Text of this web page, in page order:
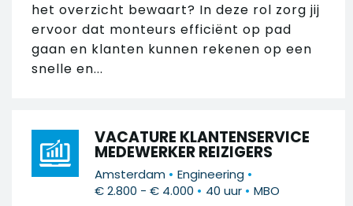
het overzicht bewaart? In deze rol zorg jij
ervoor dat monteurs efficiënt op pad
gaan en klanten kunnen rekenen op een
snelle en...
VACATURE KLANTENSERVICE
MEDEWERKER REIZIGERS
Amsterdam • Engineering •
€ 2.800 - € 4.000 • 40 uur • MBO